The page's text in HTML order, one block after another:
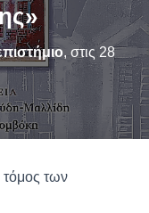
Σ
Η
Σ
, στις 28
τόμος των